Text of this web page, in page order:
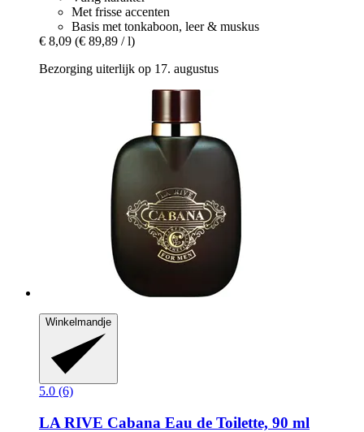
Met frisse accenten
Basis met tonkaboon, leer & muskus
€ 8,09 (€ 89,89 / l)
Bezorging uiterlijk op 17. augustus
Winkelmandje
5.0 (6)
LA RIVE Cabana Eau de Toilette, 90 ml